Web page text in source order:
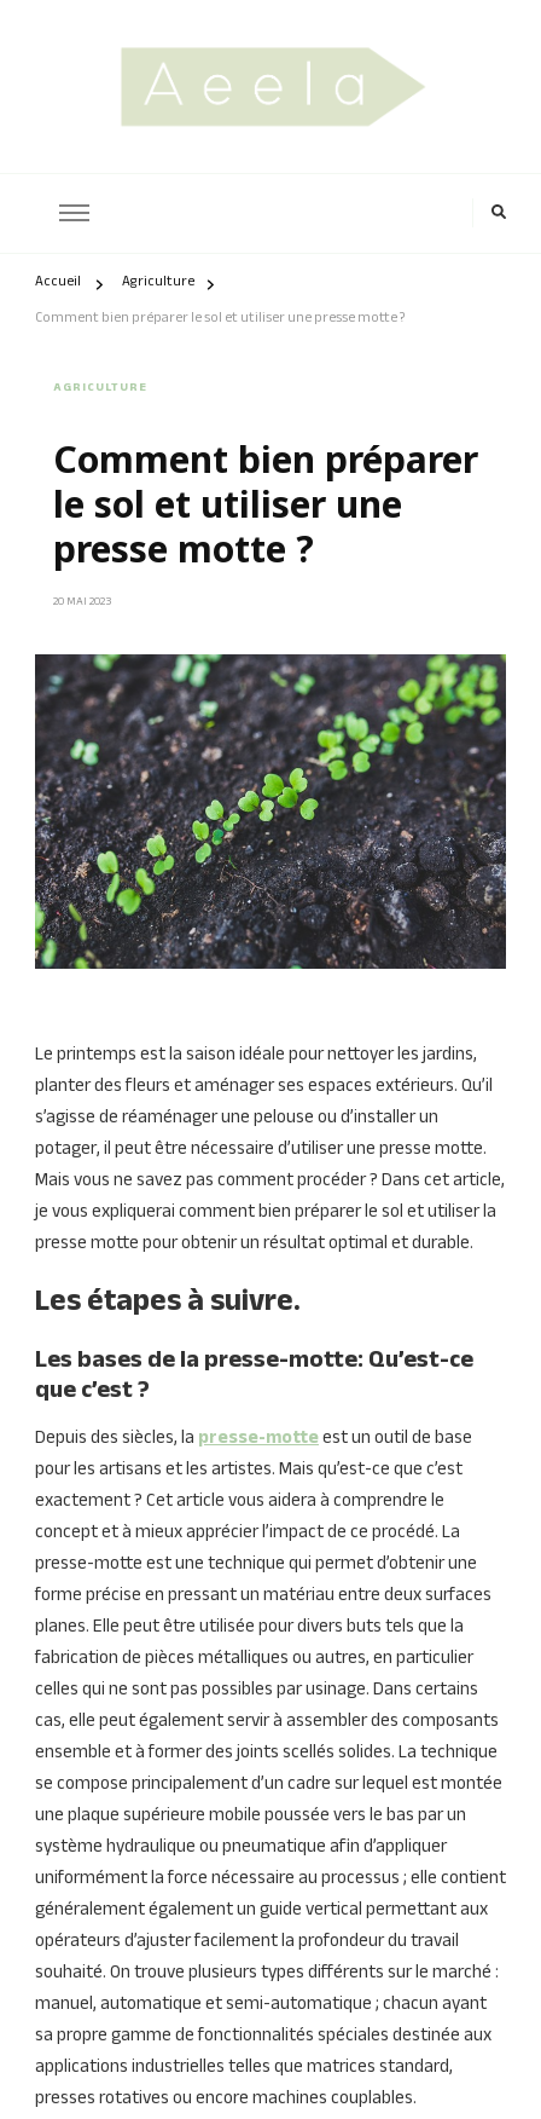
Accueil
Agriculture
Comment bien préparer le sol et utiliser une presse motte ?
AGRICULTURE
Comment bien préparer
le sol et utiliser une
presse motte ?
20 MAI 2023
Le printemps est la saison idéale pour nettoyer les jardins,
planter des fleurs et aménager ses espaces extérieurs. Qu’il
s’agisse de réaménager une pelouse ou d’installer un
potager, il peut être nécessaire d’utiliser une presse motte.
Mais vous ne savez pas comment procéder ? Dans cet article,
je vous expliquerai comment bien préparer le sol et utiliser la
presse motte pour obtenir un résultat optimal et durable.
Les étapes à suivre.
Les bases de la presse-motte: Qu’est-ce
que c’est ?
Depuis des siècles, lapresse-motteest un outil de base
pour les artisans et les artistes. Mais qu’est-ce que c’est
exactement ? Cet article vous aidera à comprendre le
concept et à mieux apprécier l’impact de ce procédé. La
presse-motte est une technique qui permet d’obtenir une
forme précise en pressant un matériau entre deux surfaces
planes. Elle peut être utilisée pour divers buts tels que la
fabrication de pièces métalliques ou autres, en particulier
celles qui ne sont pas possibles par usinage. Dans certains
cas, elle peut également servir à assembler des composants
ensemble et à former des joints scellés solides. La technique
se compose principalement d’un cadre sur lequel est montée
une plaque supérieure mobile poussée vers le bas par un
système hydraulique ou pneumatique afin d’appliquer
uniformément la force nécessaire au processus ; elle contient
généralement également un guide vertical permettant aux
opérateurs d’ajuster facilement la profondeur du travail
souhaité. On trouve plusieurs types différents sur le marché :
manuel, automatique et semi-automatique ; chacun ayant
sa propre gamme de fonctionnalités spéciales destinée aux
applications industrielles telles que matrices standard,
presses rotatives ou encore machines couplables.